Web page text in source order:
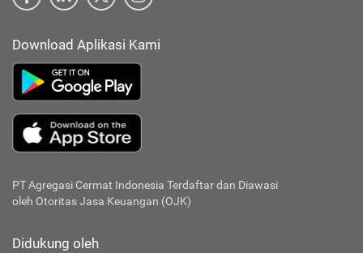
Download Aplikasi Kami
PT Agregasi Cermat Indonesia Terdaftar dan Diawasi
oleh Otoritas Jasa Keuangan (OJK)
Didukung oleh